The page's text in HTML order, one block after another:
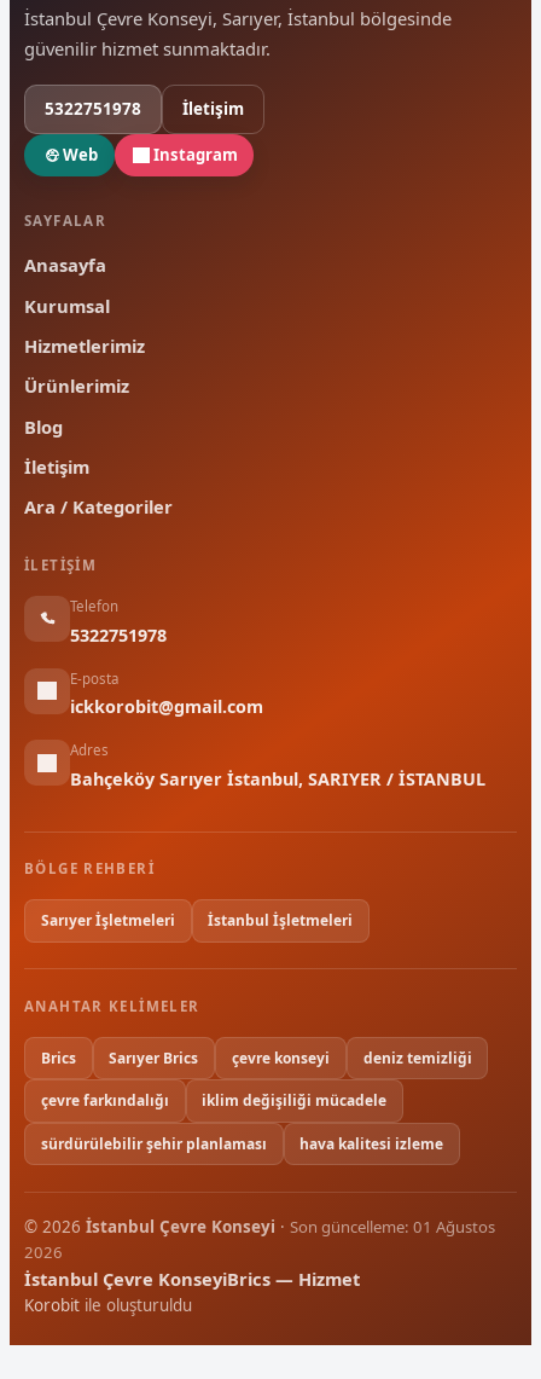
İstanbul Çevre Konseyi, Sarıyer, İstanbul bölgesinde
güvenilir hizmet sunmaktadır.
5322751978 İletişim
Web Instagram
SAYFALAR
Anasayfa
Kurumsal
Hizmetlerimiz
Ürünlerimiz
Blog
İletişim
Ara / Kategoriler
İLETIŞIM
Telefon
5322751978
E-posta
ickkorobit@gmail.com
Adres
Bahçeköy Sarıyer İstanbul, SARIYER / İSTANBUL
BÖLGE REHBERI
Sarıyer İşletmeleri İstanbul İşletmeleri
ANAHTAR KELIMELER
Brics Sarıyer Brics çevre konseyi deniz temizliği
çevre farkındalığı iklim değişiliği mücadele
sürdürülebilir şehir planlaması hava kalitesi izleme
© 2026 İstanbul Çevre Konseyi · Son güncelleme: 01 Ağustos
2026
İstanbul Çevre KonseyiBrics — Hizmet
Korobit ile oluşturuldu